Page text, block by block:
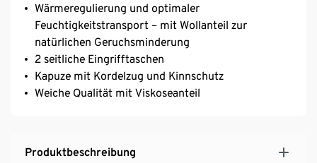
Wärmeregulierung und optimaler
Feuchtigkeitstransport – mit Wollanteil zur
natürlichen Geruchsminderung
2 seitliche Eingrifftaschen
Kapuze mit Kordelzug und Kinnschutz
Weiche Qualität mit Viskoseanteil
Produktbeschreibung